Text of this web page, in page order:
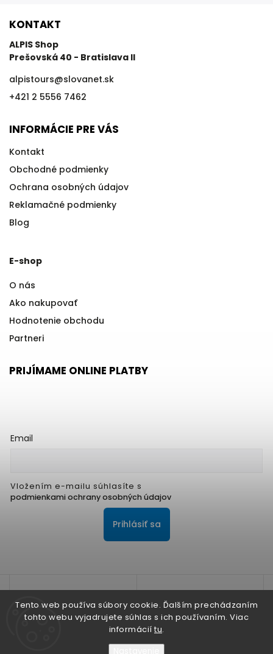
Tento web používa súbory cookie. Ďalším prechádzaním
tohto webu vyjadrujete súhlas s ich používaním. Viac
informácií tu.
KONTAKT
ALPIS Shop
Prešovská 40 - Bratislava II
alpistours@slovanet.sk
+421 2 5556 7462
INFORMÁCIE PRE VÁS
Kontakt
Obchodné podmienky
Ochrana osobných údajov
Reklamačné podmienky
Blog
E-shop
O nás
Ako nakupovať
Hodnotenie obchodu
Partneri
PRIJÍMAME ONLINE PLATBY
Email
Vložením e-mailu súhlasíte s
podmienkami ochrany osobných údajov
Prihlásiť sa
Na zlepšenie našich služieb používame cookies. O ich
používaní a možnostiach nastavenia sa dozviete viac v